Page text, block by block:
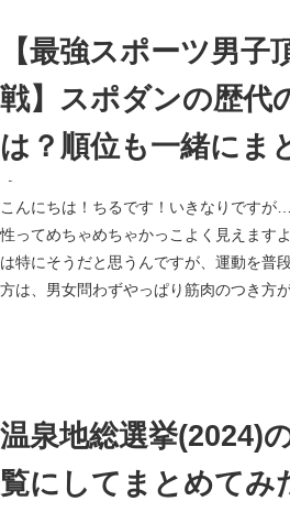
【最強スポーツ男子
戦】スポダンの歴代
は？順位も一緒にま
た！
こんにちは！ちるです！いきなりですが
性ってめちゃめちゃかっこよく見えます
は特にそうだと思うんですが、運動を普
方は、男女問わずやっぱり筋肉のつき方
温泉地総選挙(2024)
覧にしてまとめてみ